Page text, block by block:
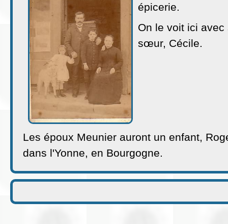
épicerie.
On le voit ici
sœur, Cécile.
Les époux Meunier auront un enfant,
dans l'Yonne, en Bourgogne.